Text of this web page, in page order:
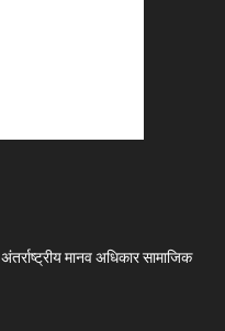
मानव अधिकार सामाजिक